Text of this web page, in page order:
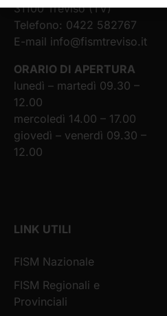
31100 Treviso (TV)
Telefono: 0422 582767
E-mail info@fismtreviso.it
ORARIO DI APERTURA
lunedì – martedì 09.30 –
12.00
mercoledì 14.00 – 17.00
giovedì – venerdì 09.30 –
12.00
LINK UTILI
FISM Nazionale
FISM Regionali e
Provinciali